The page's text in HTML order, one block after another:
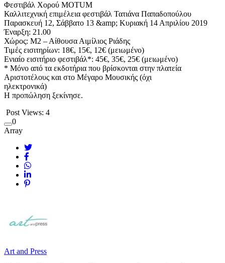
Φεστιβάλ Χορού MOTUM
Καλλιτεχνική επιμέλεια φεστιβάλ Τατιάνα Παπαδοπούλου
Παρασκευή 12, Σάββατο 13 &amp; Κυριακή 14 Απριλίου 2019
Έναρξη: 21.00
Χώρος: Μ2 – Αίθουσα Αιμίλιος Ριάδης
Τιμές εισιτηρίων: 18€, 15€, 12€ (μειωμένο)
Ενιαίο εισιτήριο φεστιβάλ*: 45€, 35€, 25€ (μειωμένο)
* Μόνο από τα εκδοτήρια που βρίσκονται στην πλατεία
Αριστοτέλους και στο Μέγαρο Μουσικής (όχι
ηλεκτρονικά)
Η προπώληση ξεκίνησε.
Post Views: 4
0
Array
Art and Press